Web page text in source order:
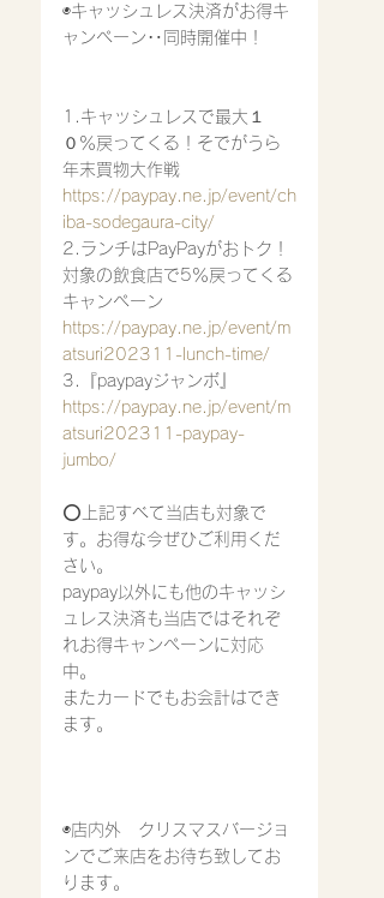
◉キャッシュレス決済がお得キ
ャンペーン‥同時開催中！
1.キャッシュレスで最大１
０％戻ってくる！そでがうら
年末買物大作戦
https://paypay.ne.jp/event/ch
iba-sodegaura-city/
2.ランチはPayPayがおトク！
対象の飲食店で5％戻ってくる
キャンペーン
https://paypay.ne.jp/event/m
atsuri202311-lunch-time/
3.『paypayジャンボ』
https://paypay.ne.jp/event/m
atsuri202311-paypay-
jumbo/
⭕️上記すべて当店も対象で
す。お得な今ぜひご利用くだ
さい。
paypay以外にも他のキャッシ
ュレス決済も当店ではそれぞ
れお得キャンペーンに対応
中。
またカードでもお会計はでき
ます。
◉店内外　クリスマスバージョ
ンでご来店をお待ち致してお
ります。